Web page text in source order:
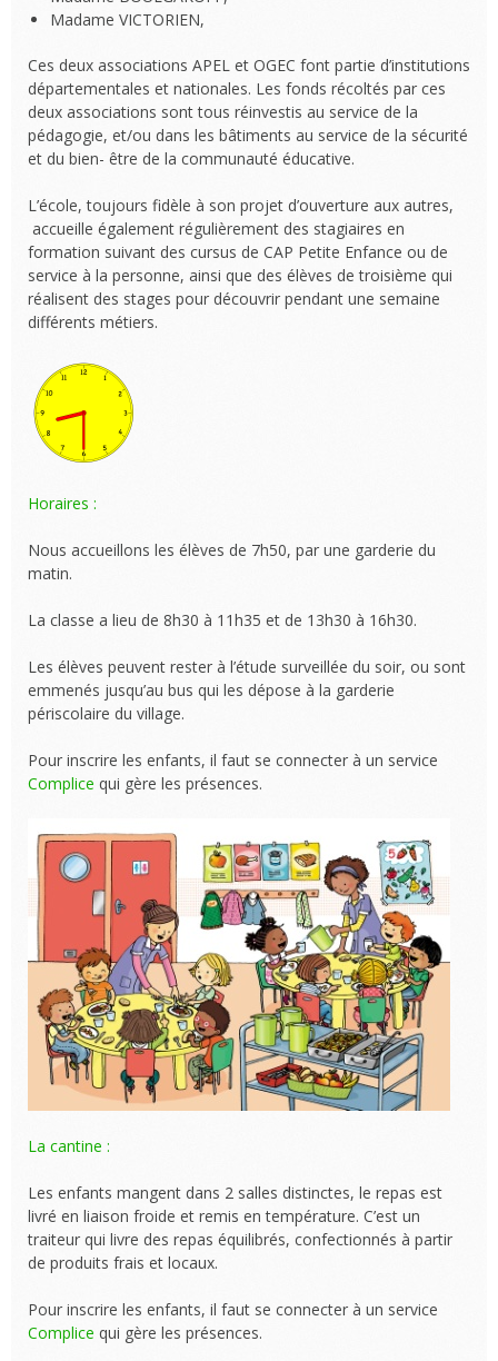
Madame VICTORIEN,
Ces deux associations APEL et OGEC font partie d’institutions
départementales et nationales. Les fonds récoltés par ces
deux associations sont tous réinvestis au service de la
pédagogie, et/ou dans les bâtiments au service de la sécurité
et du bien- être de la communauté éducative.
L’école, toujours fidèle à son projet d’ouverture aux autres,
accueille également régulièrement des stagiaires en
formation suivant des cursus de CAP Petite Enfance ou de
service à la personne, ainsi que des élèves de troisième qui
réalisent des stages pour découvrir pendant une semaine
différents métiers.
Horaires :
Nous accueillons les élèves de 7h50, par une garderie du
matin.
La classe a lieu de 8h30 à 11h35 et de 13h30 à 16h30.
Les élèves peuvent rester à l’étude surveillée du soir, ou sont
emmenés jusqu’au bus qui les dépose à la garderie
périscolaire du village.
Pour inscrire les enfants, il faut se connecter à un service
Complice qui gère les présences.
La cantine :
Les enfants mangent dans 2 salles distinctes, le repas est
livré en liaison froide et remis en température. C’est un
traiteur qui livre des repas équilibrés, confectionnés à partir
de produits frais et locaux.
Pour inscrire les enfants, il faut se connecter à un service
Complice qui gère les présences.